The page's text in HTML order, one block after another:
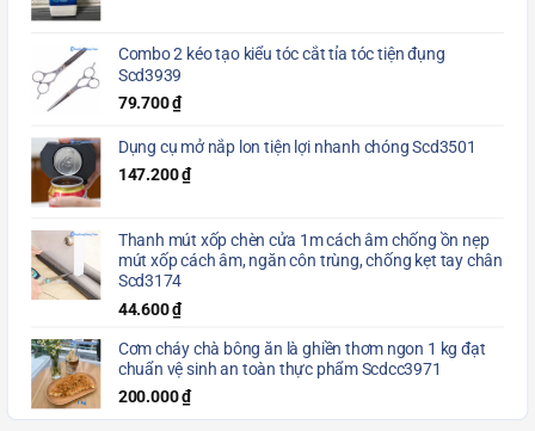
Combo 2 kéo tạo kiểu tóc cắt tỉa tóc tiện đụng
Scd3939
79.700₫
Dụng cụ mở nắp lon tiện lợi nhanh chóng Scd3501
147.200₫
Thanh mút xốp chèn cửa 1m cách âm chống ồn nẹp
mút xốp cách âm, ngăn côn trùng, chống kẹt tay chân
Scd3174
44.600₫
Cơm cháy chà bông ăn là ghiền thơm ngon 1 kg đạt
chuẩn vệ sinh an toàn thực phẩm Scdcc3971
200.000₫